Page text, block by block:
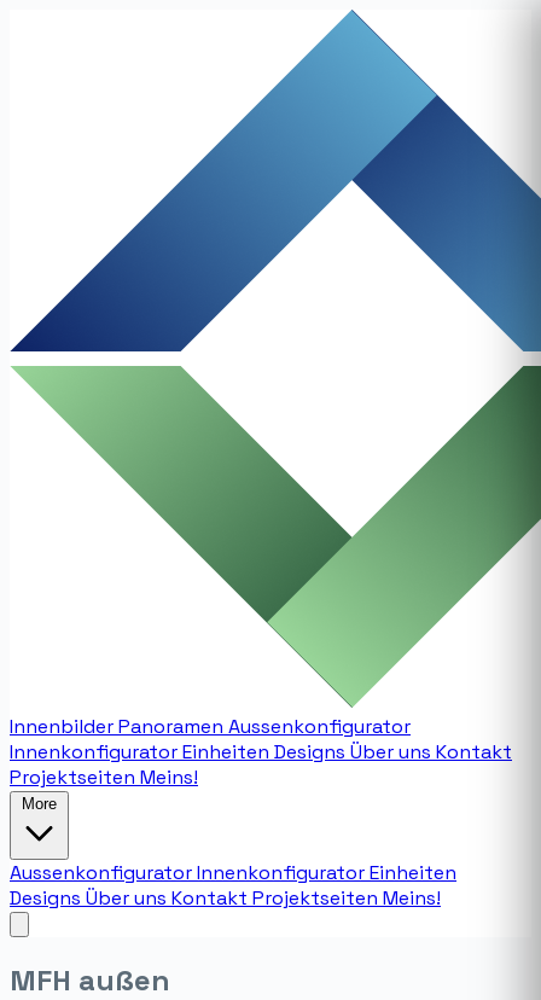
InnenbilderPanoramen Aussenkonfigurator
InnenkonfiguratorEinheiten Designs Über uns Kontakt
Projektseiten Meins!
More
AussenkonfiguratorInnenkonfiguratorEinheiten
Designs Über uns Kontakt Projektseiten Meins!
MFH außen